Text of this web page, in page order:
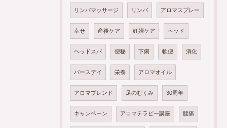
リンパマッサージ リンパ アロマスプレー
幸せ 産後ケア 妊婦ケア ヘッド
ヘッドスパ 便秘 下痢 軟便 消化
バースデイ 栄養 アロマオイル
アロマブレンド 足のむくみ 30周年
キャンペーン アロマテラピー講座 腰痛